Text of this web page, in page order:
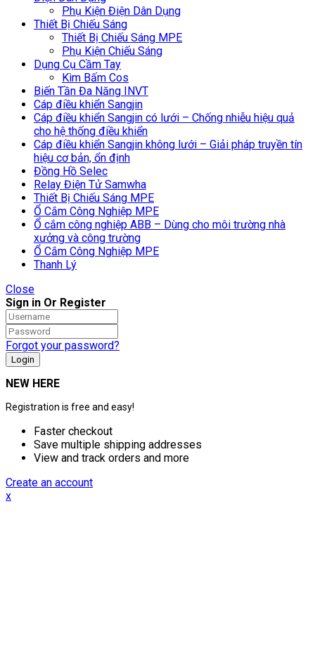
Phụ Kiện Điện Dân Dụng
Thiết Bị Chiếu Sáng
Thiết Bị Chiếu Sáng MPE
Phụ Kiện Chiếu Sáng
Dụng Cụ Cầm Tay
Kìm Bấm Cos
Biến Tần Đa Năng INVT
Cáp điều khiển Sangjin
Cáp điều khiển Sangjin có lưới – Chống nhiễu hiệu quả
cho hệ thống điều khiển
Cáp điều khiển Sangjin không lưới – Giải pháp truyền tín
hiệu cơ bản, ổn định
Đồng Hồ Selec
Relay Điện Tử Samwha
Thiết Bị Chiếu Sáng MPE
Ổ Cắm Công Nghiệp MPE
Ổ cắm công nghiệp ABB – Dùng cho môi trường nhà
xưởng và công trường
Ổ Cắm Công Nghiệp MPE
Thanh Lý
Close
Sign in Or Register
Forgot your password?
NEW HERE
Registration is free and easy!
Faster checkout
Save multiple shipping addresses
View and track orders and more
Create an account
x